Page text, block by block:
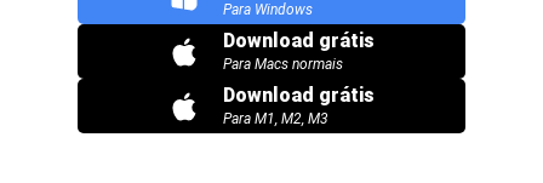
Para Windows
Download grátis
Para Macs normais
Download grátis
Para M1, M2, M3